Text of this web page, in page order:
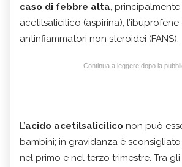
caso di febbre alta, principalmente
acetilsalicilico (aspirina),
antinfiammatori non steroidei (FANS).
Continua a leggere dopo la
L’acido acetilsalicilico non può
bambini; in gravidanza è
nel primo e nel terzo trimestre. Tra gli